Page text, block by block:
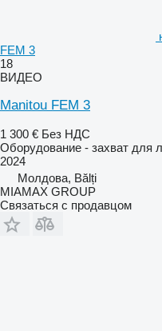
FEM 3
18
ВИДЕО
Manitou FEM 3
1 300 € Без НДС
Оборудование - захват для
2024
Молдова, Bălți
MIAMAX GROUP
Связаться с продавцом